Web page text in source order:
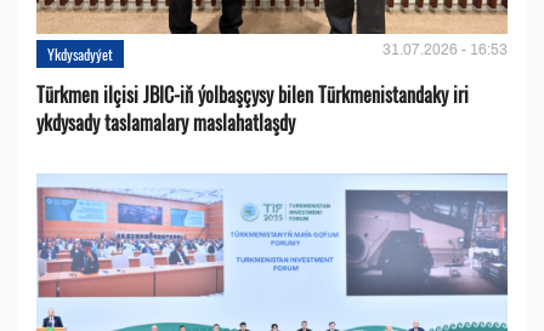
Ykdysadyýet 31.07.2026 - 16:53
Türkmen ilçisi JBIC-iň ýolbaşçysy bilen Türkmenistandaky iri
ykdysady taslamalary maslahatlaşdy